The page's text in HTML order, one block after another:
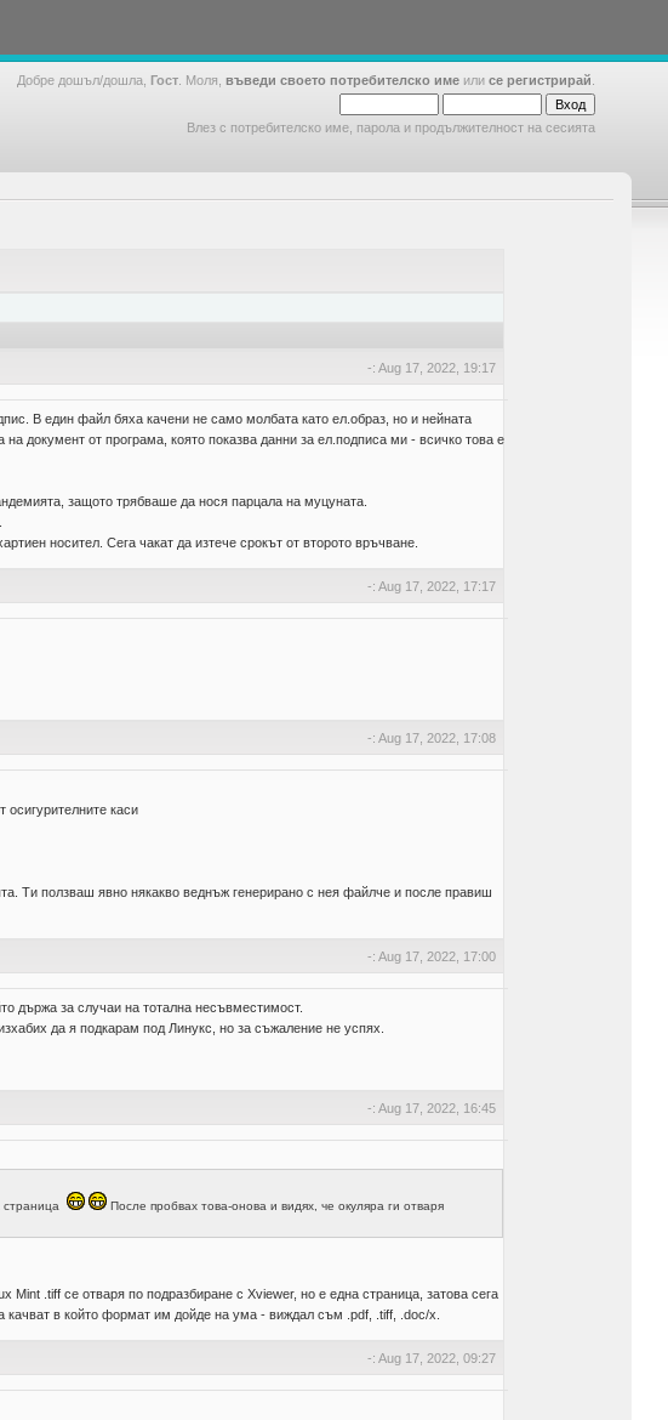
Добре дошъл/дошла, Гост . Моля, въведи своето потребителско име или се регистрирай
Влез с потребителско име, парола и продължителност на сесията
-: Aug 17, 2022, 19:17
В един файл бяха качени не само молбата като ел.образ, но и нейната
документ от програма, която показва данни за ел.подписа ми - всичко това е
защото трябваше да нося парцала на муцуната.
носител. Сега чакат да изтече срокът от второто връчване.
-: Aug 17, 2022, 17:17
-: Aug 17, 2022, 17:08
каси
Ти ползваш явно някакво веднъж генерирано с нея файлче и после правиш
-: Aug 17, 2022, 17:00
държа за случаи на тотална несъвместимост.
да я подкарам под Линукс, но за съжаление не успях.
-: Aug 17, 2022, 16:45
страница
После пробвах това-онова и видях, че окуляра ги отваря
.tiff се отваря по подразбиране с Xviewer, но е една страница, затова сега
качват в който формат им дойде на ума - виждал съм .pdf, .tiff, .doc/x.
-: Aug 17, 2022, 09:27